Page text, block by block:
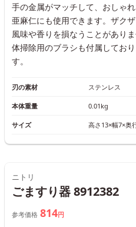
手の金属がマッチして、おしゃ
亜麻仁にも使用できます。ザク
風味や香りを損なうことがあり
体掃除用のブラシも付属してお
す。
刃の素材 ステンレス
本体重量 0.01kg
サイズ 高さ13×幅7×奥
ニトリ
ごますり器 8912382
参考価格 814円